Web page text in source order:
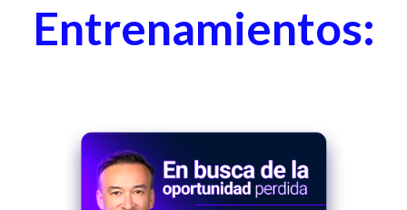
Entrenamientos: